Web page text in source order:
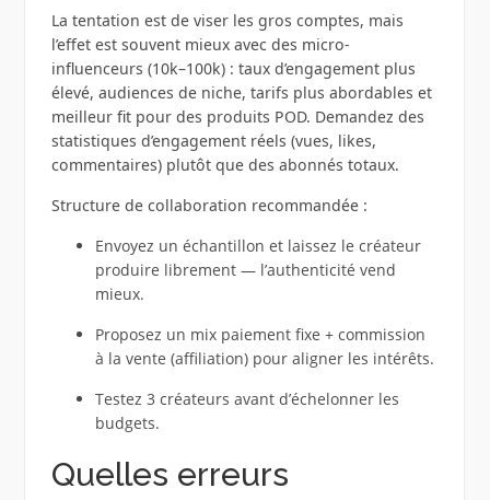
La tentation est de viser les gros comptes, mais
l’effet est souvent mieux avec des micro-
influenceurs (10k–100k) : taux d’engagement plus
élevé, audiences de niche, tarifs plus abordables et
meilleur fit pour des produits POD. Demandez des
statistiques d’engagement réels (vues, likes,
commentaires) plutôt que des abonnés totaux.
Structure de collaboration recommandée :
Envoyez un échantillon et laissez le créateur
produire librement — l’authenticité vend
mieux.
Proposez un mix paiement fixe + commission
à la vente (affiliation) pour aligner les intérêts.
Testez 3 créateurs avant d’échelonner les
budgets.
Quelles erreurs